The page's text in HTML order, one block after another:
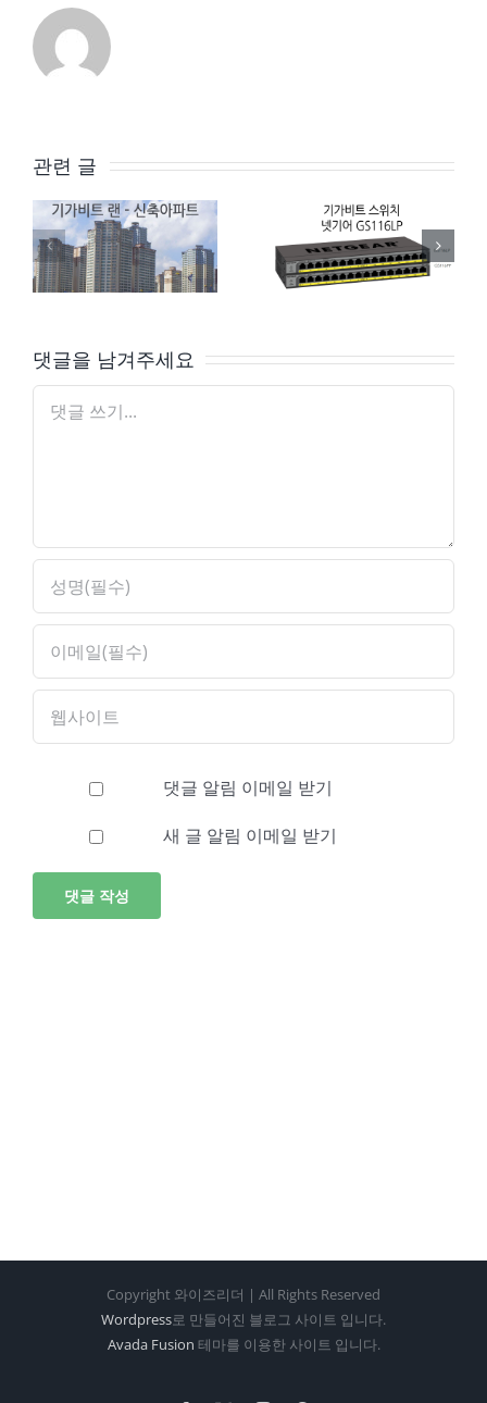
관련 글
댓글을 남겨주세요
댓글 알림 이메일 받기
새 글 알림 이메일 받기
Copyright 와이즈리더 | All Rights Reserved
Wordpress로 만들어진 블로그 사이트 입니다.
Avada Fusion 테마를 이용한 사이트 입니다.